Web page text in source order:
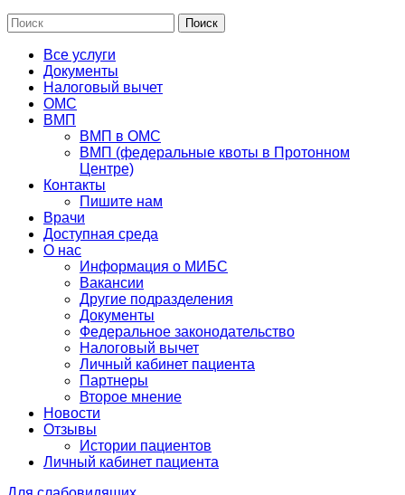
Поиск
Все услуги
Документы
Налоговый вычет
ОМС
ВМП
ВМП в ОМС
ВМП (федеральные квоты в Протонном
Центре)
Контакты
Пишите нам
Врачи
Доступная среда
О нас
Информация о МИБС
Вакансии
Другие подразделения
Документы
Федеральное законодательство
Налоговый вычет
Личный кабинет пациента
Партнеры
Второе мнение
Новости
Отзывы
Истории пациентов
Личный кабинет пациента